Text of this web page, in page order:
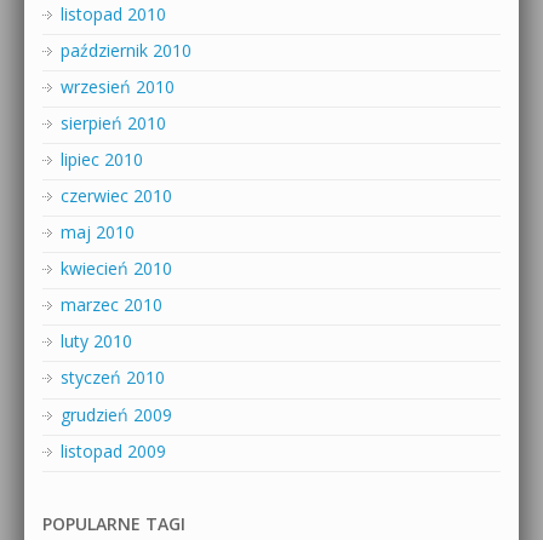
listopad 2010
październik 2010
wrzesień 2010
sierpień 2010
lipiec 2010
czerwiec 2010
maj 2010
kwiecień 2010
marzec 2010
luty 2010
styczeń 2010
grudzień 2009
listopad 2009
POPULARNE TAGI